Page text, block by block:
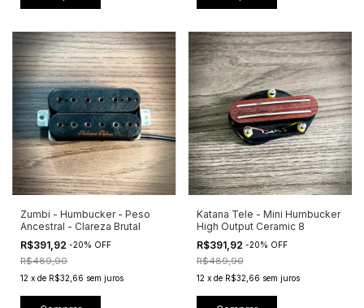
Zumbi - Humbucker - Peso
Ancestral - Clareza Brutal
R$391,92 -20% OFF
R$489,90
12 x de R$32,66 sem juros
Katana Tele - Mini Humbucker
High Output Ceramic 8
R$391,92 -20% OFF
R$489,90
12 x de R$32,66 sem juros